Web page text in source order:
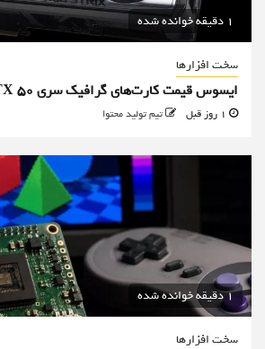
1 دقیقه خوانده شده
سخت افزارها
ایسوس قیمت کارت‌های گرافیک سری RTX 50 را افزایش داد
تیم تولید محتوا
1 دقیقه خوانده شده
سخت افزارها